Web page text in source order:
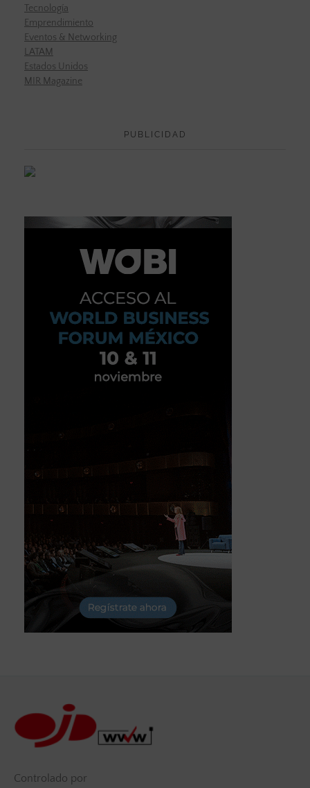
Tecnología
Emprendimiento
Eventos & Networking
LATAM
Estados Unidos
MIR Magazine
PUBLICIDAD
Controlado por